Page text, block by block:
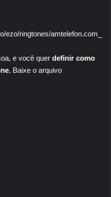
ezo/ringtones/amtelefon.com_
e você quer definir como
, Baixe o arquivo